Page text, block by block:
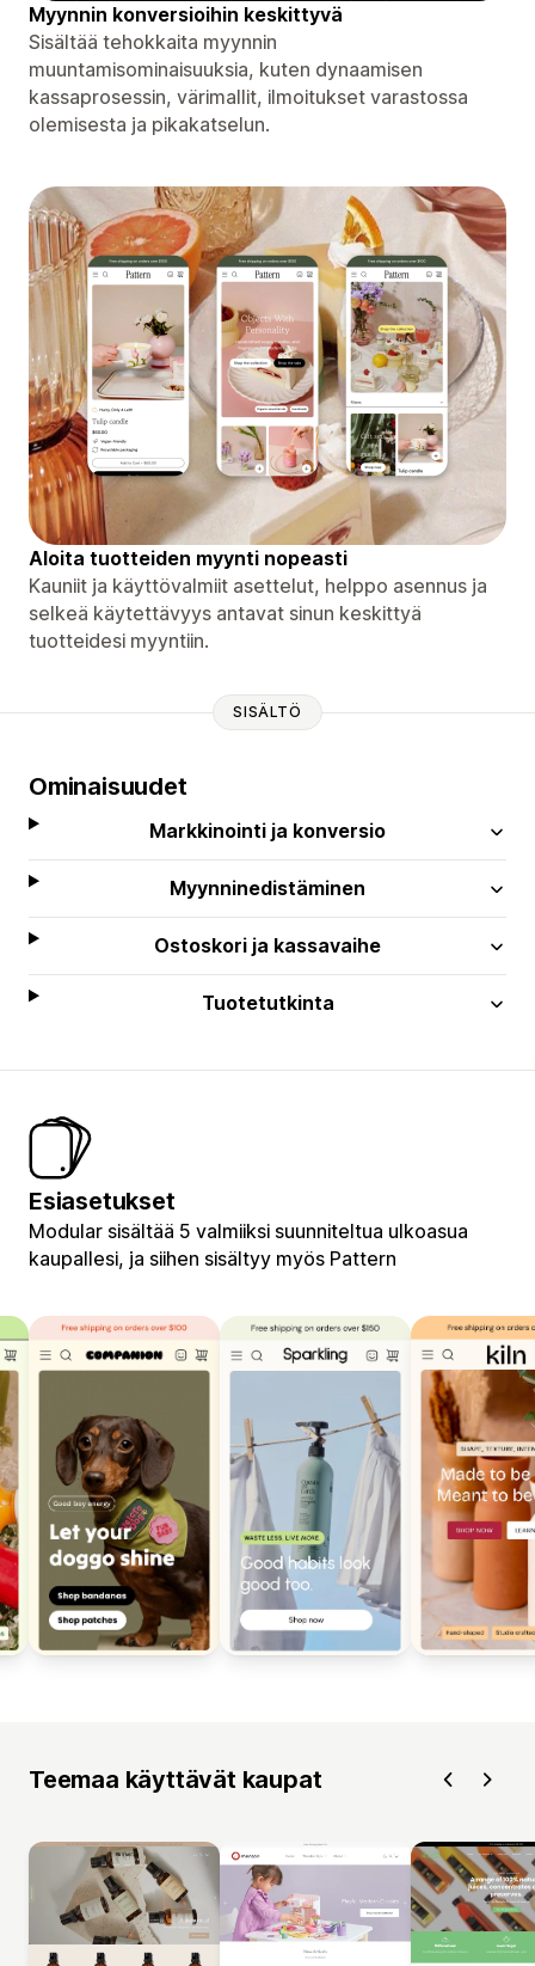
Myynnin konversioihin keskittyvä
Sisältää tehokkaita myynnin
muuntamisominaisuuksia, kuten dynaamisen
kassaprosessin, värimallit, ilmoitukset varastossa
olemisesta ja pikakatselun.
Aloita tuotteiden myynti nopeasti
Kauniit ja käyttövalmiit asettelut, helppo asennus ja
selkeä käytettävyys antavat sinun keskittyä
tuotteidesi myyntiin.
SISÄLTÖ
Ominaisuudet
Markkinointi ja konversio
Myynninedistäminen
Ostoskori ja kassavaihe
Tuotetutkinta
Esiasetukset
Modular sisältää 5 valmiiksi suunniteltua ulkoasua
kaupallesi, ja siihen sisältyy myös Pattern
Teemaa käyttävät kaupat